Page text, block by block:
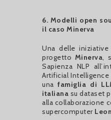
6. Modelli open
il caso Minerva
Una delle
progetto Minerva,
Sapienza NLP
Artificial Intelligence
unafamiglia di
italiana su dataset
alla collaborazione
supercomputer